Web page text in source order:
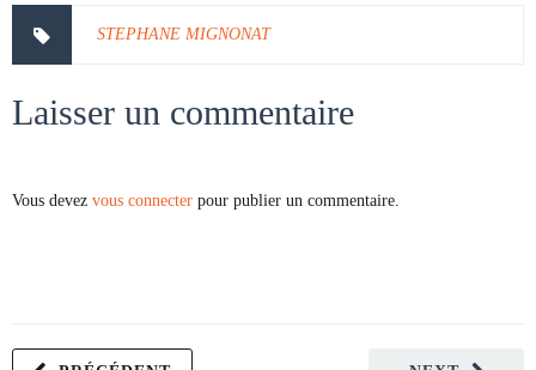
STEPHANE MIGNONAT
Laisser un commentaire
Vous devez vous connecter pour publier un commentaire.